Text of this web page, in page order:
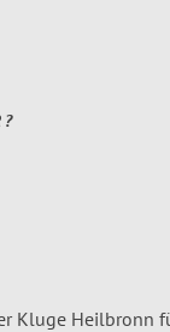
Kluge Heilbronn